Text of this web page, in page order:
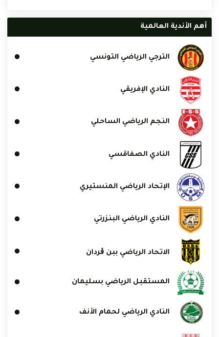
أهم الأندية العالمية
الترجي الرياضي التونسي
النادي الإفريقي
النجم الرياضي الساحلي
النادي الصفاقسي
الإتحاد الرياضي المنستيري
النادي الرياضي البنزرتي
الاتحاد الرياضي ببن ڨردان
المستقبل الرياضي بسليمان
النادي الرياضي لحمام الأنف